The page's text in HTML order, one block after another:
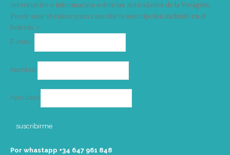
informativo e información sobre las actividades de la Vorágine.
Puede usar el enlace para cancelar la suscripción incluido en el
boletín. >
E-mail*
Nombre
Apellidos
Por whastapp +34 ‭647 961 848‬